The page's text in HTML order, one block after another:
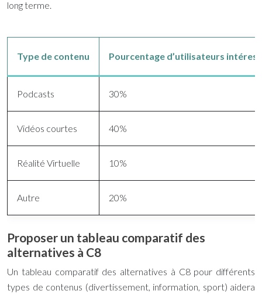
long terme.
Type de contenu Pourcentage d’utilisateurs
Podcasts 30%
Vidéos courtes 40%
Réalité Virtuelle 10%
Autre 20%
Proposer un tableau comparatif des
alternatives à C8
Un tableau comparatif des alternatives à C8 pour différents
types de contenus (divertissement, information, sport) aidera